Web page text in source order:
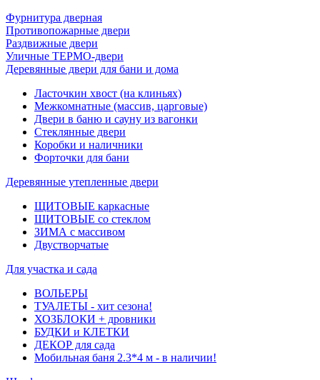
Фурнитура дверная
Противопожарные двери
Раздвижные двери
Уличные ТЕРМО-двери
Деревянные двери для бани и дома
Ласточкин хвост (на клиньях)
Межкомнатные (массив, царговые)
Двери в баню и сауну из вагонки
Стеклянные двери
Коробки и наличники
Форточки для бани
Деревянные утепленные двери
ЩИТОВЫЕ каркасные
ЩИТОВЫЕ со стеклом
ЗИМА с массивом
Двустворчатые
Для участка и сада
ВОЛЬЕРЫ
ТУАЛЕТЫ - хит сезона!
ХОЗБЛОКИ + дровники
БУДКИ и КЛЕТКИ
ДЕКОР для сада
Мобильная баня 2.3*4 м - в наличии!